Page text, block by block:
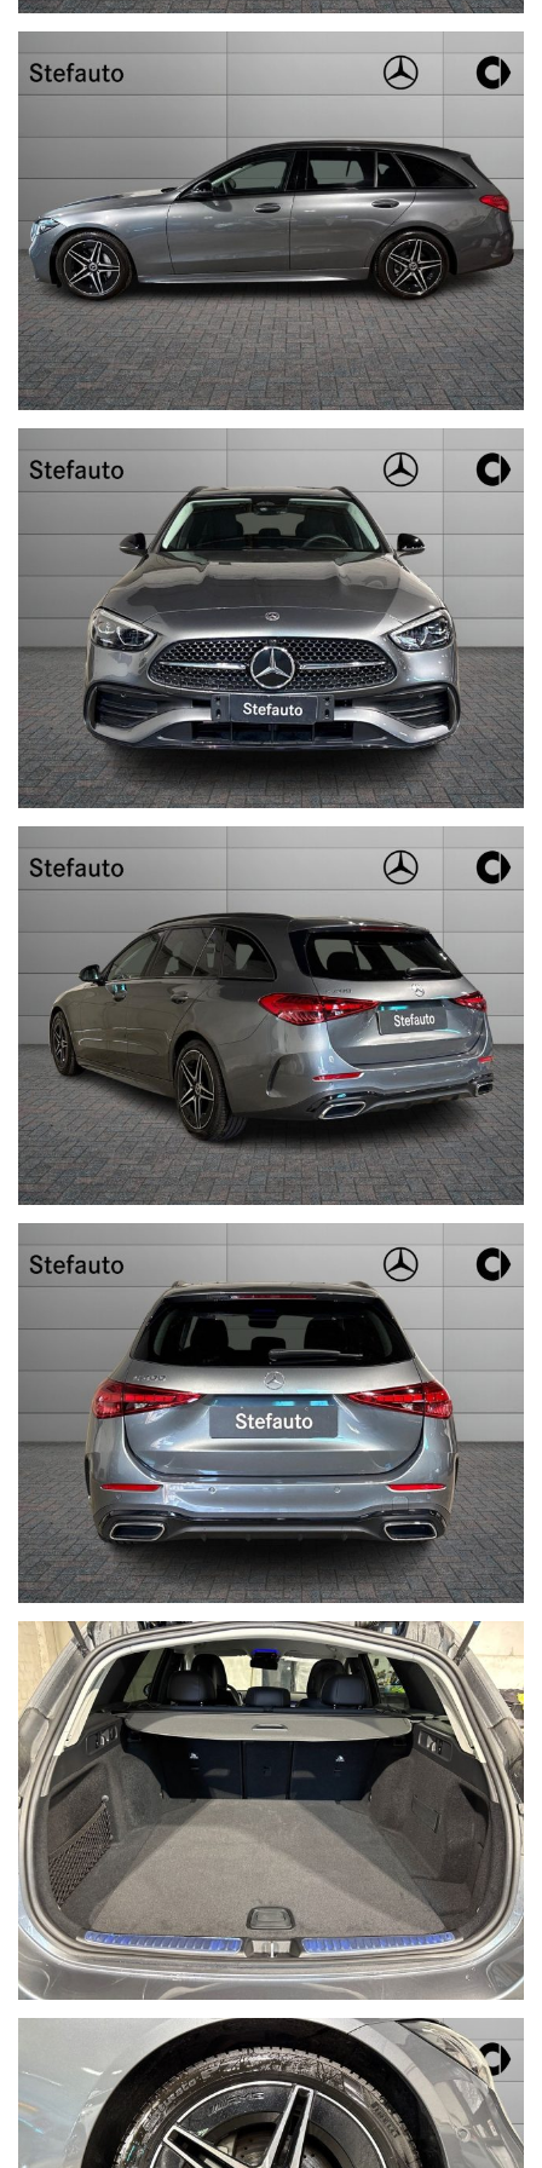
uniformità dei dati
pubblicati dai diversi portali, Vi invitiamo a verificare le
caratteristiche dello specifico veicolo.
Stefauto S.p.a. declina ogni responsabilità per eventuali
un impegno contrattuale.
STEFAUTO S.P.A.BOLOGNA
VIA BENTINI, 111 - 40128 BOLOGNA
Tel. 051244435 - sales@stefauto.it